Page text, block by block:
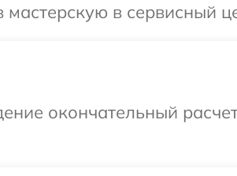
в сервисный
окончательный